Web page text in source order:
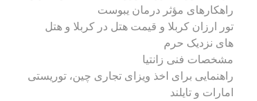
راهکارهای مؤثر درمان یبوست
تور ارزان کربلا و قیمت هتل در کربلا و هتل
های نزدیک حرم
مشخصات فنی زانتیا
راهنمایی برای اخذ ویزای تجاری چین، توریستی
امارات و تایلند